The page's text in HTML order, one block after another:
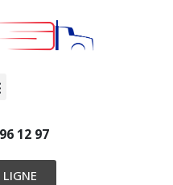
12 97
LIGNE